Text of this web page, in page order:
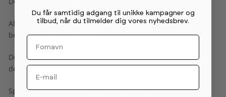
Aflægningerne er beklædt med PVC gummi/plastik for at
beskytte rammen og mindske støj.
Der er masser af plads til opbevaring af skiver bagerst på
dette rack.
Spirit Commercial Strength serien passer perfekt sammen
Du får samtidig adgang til unikke kampagner og
tilbud, når du tilmelder dig vores nyhedsbrev.
Fornavn
Email